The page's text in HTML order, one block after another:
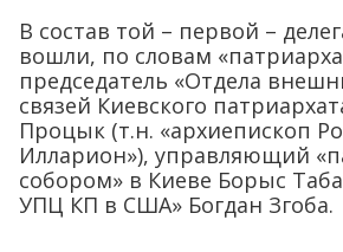
В состав той – первой –
вошли, по словам
председатель «Отдела
связей Киевского
Процык (т.н. «архиепископ
Илларион»), управляющий
собором» в Киеве Борыс
УПЦ КП в США» Богдан Згоба.